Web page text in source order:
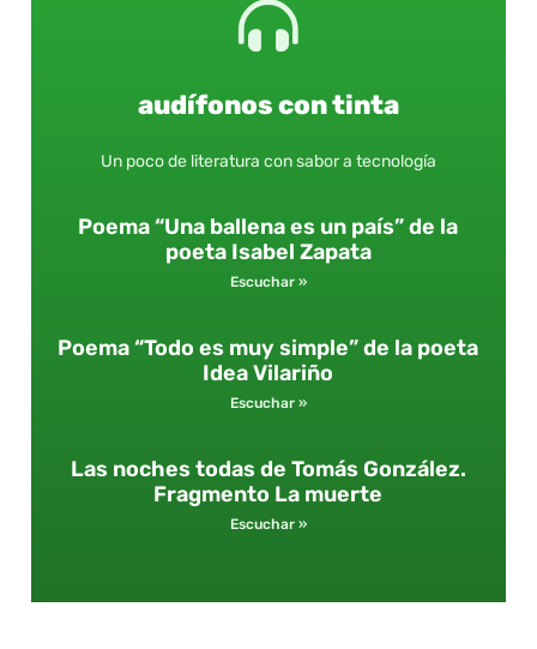
audífonos con tinta
Un poco de literatura con sabor a tecnología
Poema “Una ballena es un país” de la
poeta Isabel Zapata
Escuchar »
Poema “Todo es muy simple” de la poeta
Idea Vilariño
Escuchar »
Las noches todas de Tomás González.
Fragmento La muerte
Escuchar »